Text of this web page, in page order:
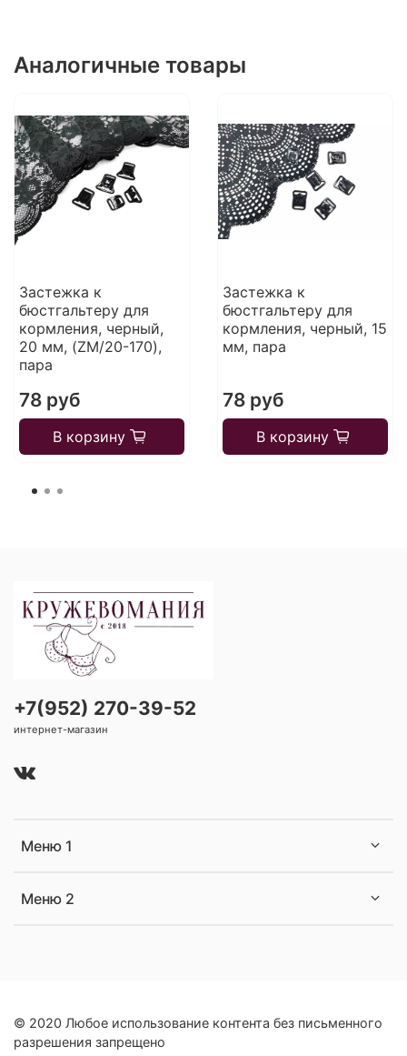
Аналогичные товары
Застежка к
бюстгальтеру для
кормления, черный,
20 мм, (ZM/20-170),
пара
78 руб
В корзину
Застежка к
бюстгальтеру для
кормления, черный, 15
мм, пара
78 руб
В корзину
Меню 1
Меню 2
+7(952) 270-39-52
интернет-магазин
© 2020 Любое использование контента без письменного
разрешения запрещено